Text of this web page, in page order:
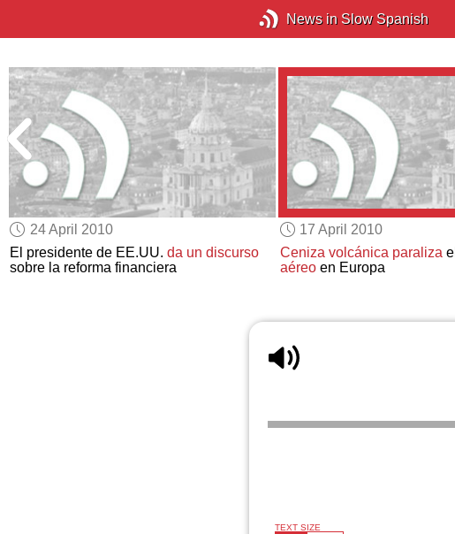
News in Slow Spanish
24 April 2010
El presidente de EE.UU.da un discurso
sobre la reforma financiera
17 April 2010
Ceniza volcánica paralizael
aéreoen Europa
TEXT SIZE